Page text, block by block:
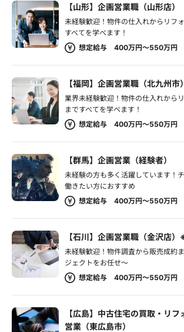
【山形】企画営業職（山形店）
未経験歓迎！物件の仕入れからリフ
すべてを学べます！
想定給与 400万円～550万円
【福岡】企画営業職（北九州
業界未経験歓迎！物件の仕入れから
まですべてを学べます！
想定給与 400万円～550万円
【群馬】企画営業（経験者）
未経験の方も多く活躍しています！
働きたい方におすすめ
想定給与 400万円～550万円
【石川】企画営業職（金沢店
未経験歓迎！物件調査から販売成約
ジェクトをお任せ～
想定給与 400万円～550万円
【広島】中古住宅の買取・リ
営業（東広島市）